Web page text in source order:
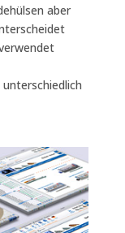
aber